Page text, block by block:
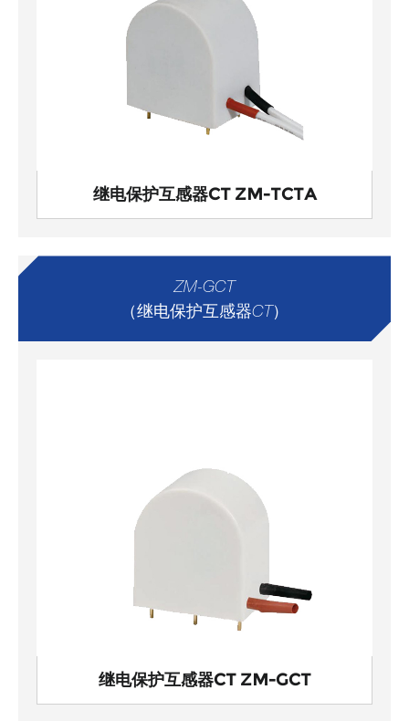
继电保护互感器CT ZM-TCTA
ZM-GCT
（继电保护互感器CT）
继电保护互感器CT ZM-GCT